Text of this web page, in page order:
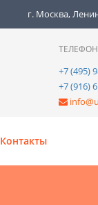
г. Москва,
+7 (495)
+7 (916)
Контакты